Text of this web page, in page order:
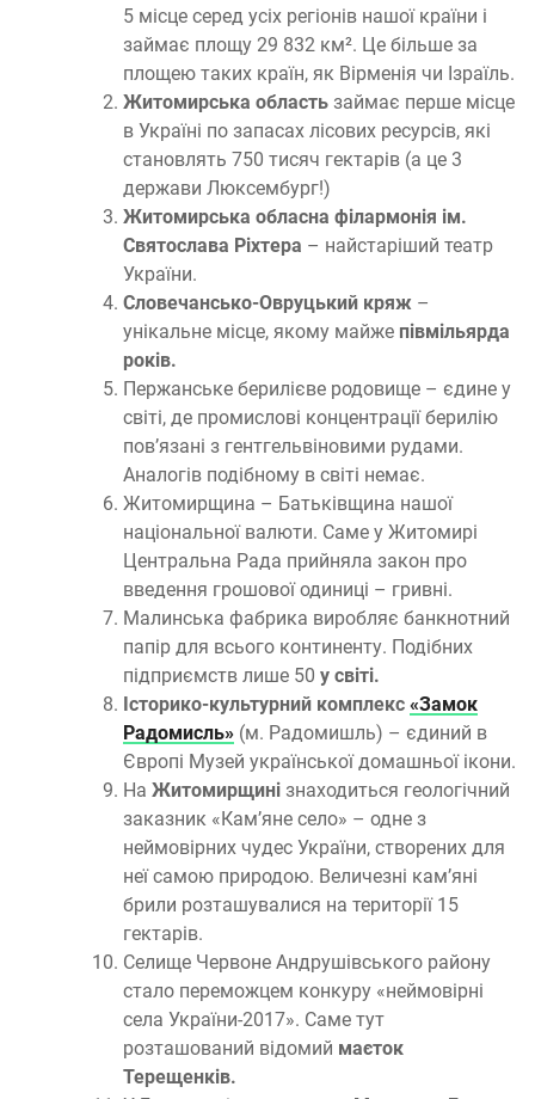
5 місце серед усіх регіонів нашої країни і
займає площу 29 832 км². Це більше за
площею таких країн, як Вірменія чи Ізраїль.
Житомирська область займає перше місце
в Україні по запасах лісових ресурсів, які
становлять 750 тисяч гектарів (а це 3
держави Люксембург!)
Житомирська обласна філармонія ім.
Святослава Ріхтера – найстаріший театр
України.
Словечансько-Овруцький кряж –
унікальне місце, якому майже півмільярда
років.
Пержанське берилієве родовище – єдине у
світі, де промислові концентрації берилію
пов’язані з гентгельвіновими рудами.
Аналогів подібному в світі немає.
Житомирщина – Батьківщина нашої
національної валюти. Саме у Житомирі
Центральна Рада прийняла закон про
введення грошової одиниці – гривні.
Малинська фабрика виробляє банкнотний
папір для всього континенту. Подібних
підприємств лише 50 у світі.
Історико-культурний комплекс «Замок
Радомисль» (м. Радомишль) – єдиний в
Європі Музей української домашньої ікони.
На Житомирщині знаходиться геологічний
заказник «Кам’яне село» – одне з
неймовірних чудес України, створених для
неї самою природою. Величезні кам’яні
брили розташувалися на території 15
гектарів.
Селище Червоне Андрушівського району
стало переможцем конкуру «неймовірні
села України-2017». Саме тут
розташований відомий маєток
Терещенків.